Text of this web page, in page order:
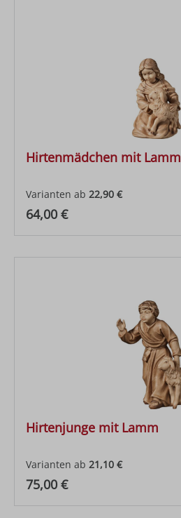
Hirtenmädchen mit Lamm
Varianten ab 22,90 €
Regulärer Preis:
64,00 €
Hirtenjunge mit Lamm
Varianten ab 21,10 €
Regulärer Preis:
75,00 €